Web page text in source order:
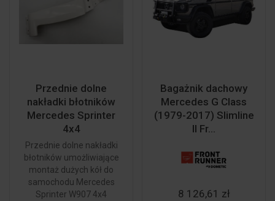
Przednie dolne
nakładki błotników
Mercedes Sprinter
4x4
Przednie dolne nakładki
błotników umożliwiające
montaż dużych kół do
samochodu Mercedes
Sprinter W907 4x4
Bagażnik dachowy
Mercedes G Class
(1979-2017) Slimline
II Fr...
8 126,61 zł